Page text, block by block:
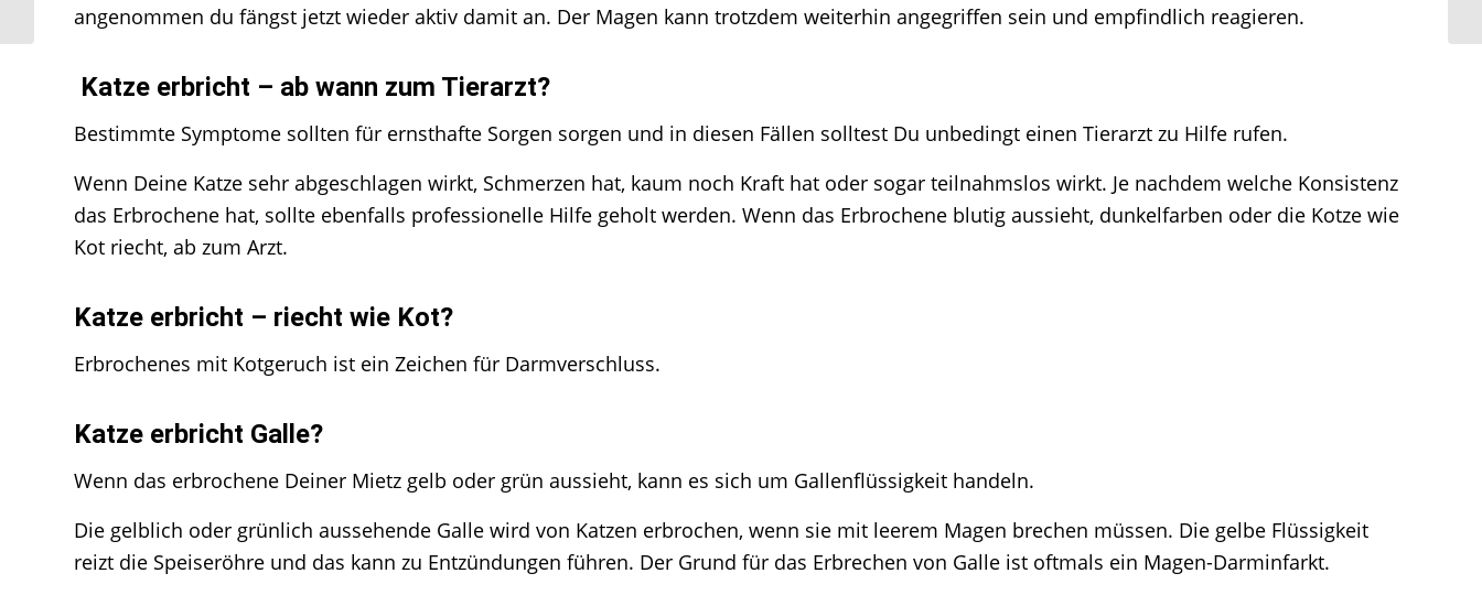
angenommen du fängst jetzt wieder aktiv damit an. Der Magen kann trotzdem weiterhin angegriffen sein und empfindlich reagieren.
Katze erbricht – ab wann zum Tierarzt?
Bestimmte Symptome sollten für ernsthafte Sorgen sorgen und in diesen Fällen solltest Du unbedingt einen Tierarzt zu Hilfe rufen.
Wenn Deine Katze sehr abgeschlagen wirkt, Schmerzen hat, kaum noch Kraft hat oder sogar teilnahmslos wirkt. Je nachdem welche Konsistenz
das Erbrochene hat, sollte ebenfalls professionelle Hilfe geholt werden. Wenn das Erbrochene blutig aussieht, dunkelfarben oder die Kotze wie
Kot riecht, ab zum Arzt.
Katze erbricht – riecht wie Kot?
Erbrochenes mit Kotgeruch ist ein Zeichen für Darmverschluss.
Katze erbricht Galle?
Wenn das erbrochene Deiner Mietz gelb oder grün aussieht, kann es sich um Gallenflüssigkeit handeln.
Die gelblich oder grünlich aussehende Galle wird von Katzen erbrochen, wenn sie mit leerem Magen brechen müssen. Die gelbe Flüssigkeit
reizt die Speiseröhre und das kann zu Entzündungen führen. Der Grund für das Erbrechen von Galle ist oftmals ein Magen-Darminfarkt.